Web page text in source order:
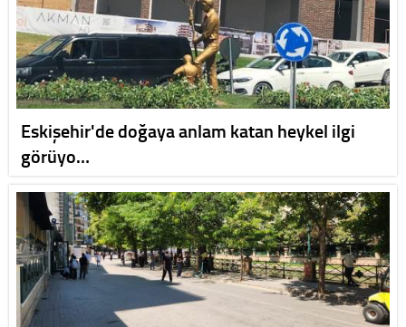
Eskişehir'de doğaya anlam katan heykel ilgi
görüyo…